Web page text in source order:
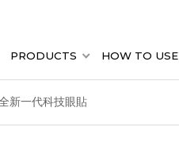
PRODUCTS HOW TO USE
新一代科技眼貼